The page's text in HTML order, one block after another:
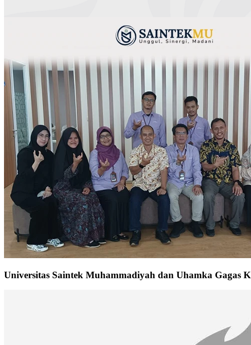
Universitas Saintek Muhammadiyah dan Uhamka Gagas